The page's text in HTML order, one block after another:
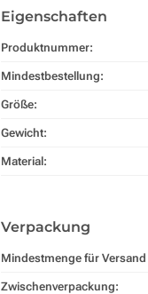
Eigenschaften
Produktnummer:
Mindestbestellung:
Größe:
Gewicht:
Material:
Verpackung
Mindestmenge für Versand
Zwischenverpackung: